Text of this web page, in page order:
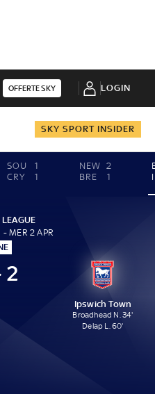
OFFERTE SKY LOGIN
SKY SPORT INSIDER
SOU
1
CRY
1
NEW 2
BRE
1
LEAGUE
MER 2 APR
2
Ipswich Town
Broadhead N. 34'
Delap L. 60'